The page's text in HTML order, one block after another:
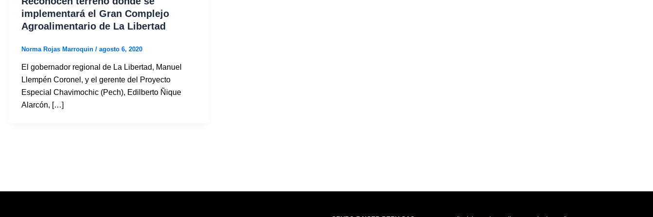
implementará el Gran Complejo
Agroalimentario de La Libertad
Norma Rojas Marroquin / agosto 6, 2020
El gobernador regional de La Libertad, Manuel
Llempén Coronel, y el gerente del Proyecto
Especial Chavimochic (Pech), Edilberto Ñique
Alarcón, […]